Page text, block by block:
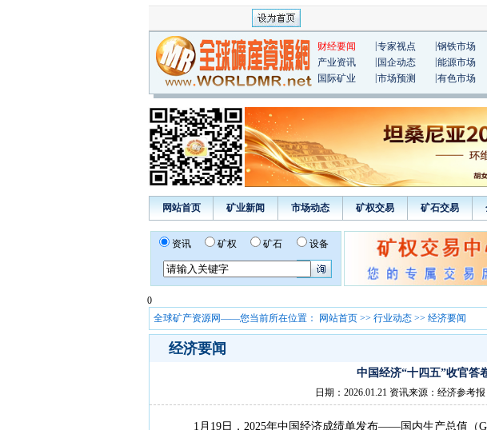
财经要闻 专家视点 钢铁市场
产业资讯
国企动态 能源市场
国际矿业
市场预测 有色市场
网站首页 矿业新闻 市场动态 矿权交易 矿石交易
资讯 矿权 矿石 设备
0
全球矿产资源网——您当前所在位置：
网站首页 >> 行业动态 >> 经济要闻
经济要闻
中国经济“十四五”收官答
日期：2026.01.21 资讯来源：经济参考
1月19日，2025年中国经济成绩单发布——国内生产总值（